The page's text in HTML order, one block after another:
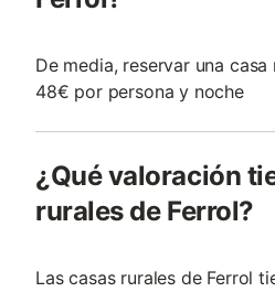
De media, reservar una
48€ por persona y noche
¿Qué valoración
rurales de Ferrol?
Las casas rurales de Ferrol